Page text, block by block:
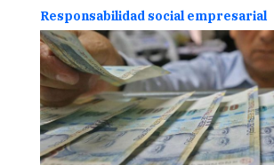
Responsabilidad social empresarial